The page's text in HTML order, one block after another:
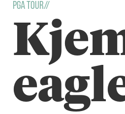
PGA TOUR//